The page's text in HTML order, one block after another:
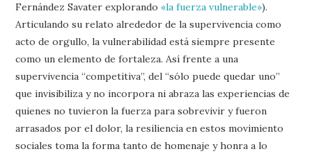
Fernández Savater explorando«la fuerza vulnerable»).
Articulando su relato alrededor de la supervivencia como
acto de orgullo, la vulnerabilidad está siempre presente
como un elemento de fortaleza. Así frente a una
supervivencia “competitiva”, del “sólo puede quedar uno”
que invisibiliza y no incorpora ni abraza las experiencias de
quienes no tuvieron la fuerza para sobrevivir y fueron
arrasados por el dolor, la resiliencia en estos movimiento
sociales toma la forma tanto de homenaje y honra a lo